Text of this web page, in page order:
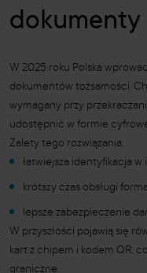
dokumenty
W 2025 roku Polska
dokumentów tożsamości.
wymagany przy
udostępnić w formie
Zalety tego rozwiązania:
łatwiejsza identyfikacja
krótszy czas obsługi
lepsze zabezpieczenie
W przyszłości pojawią się
kart z chipem i kodem QR,
graniczne.